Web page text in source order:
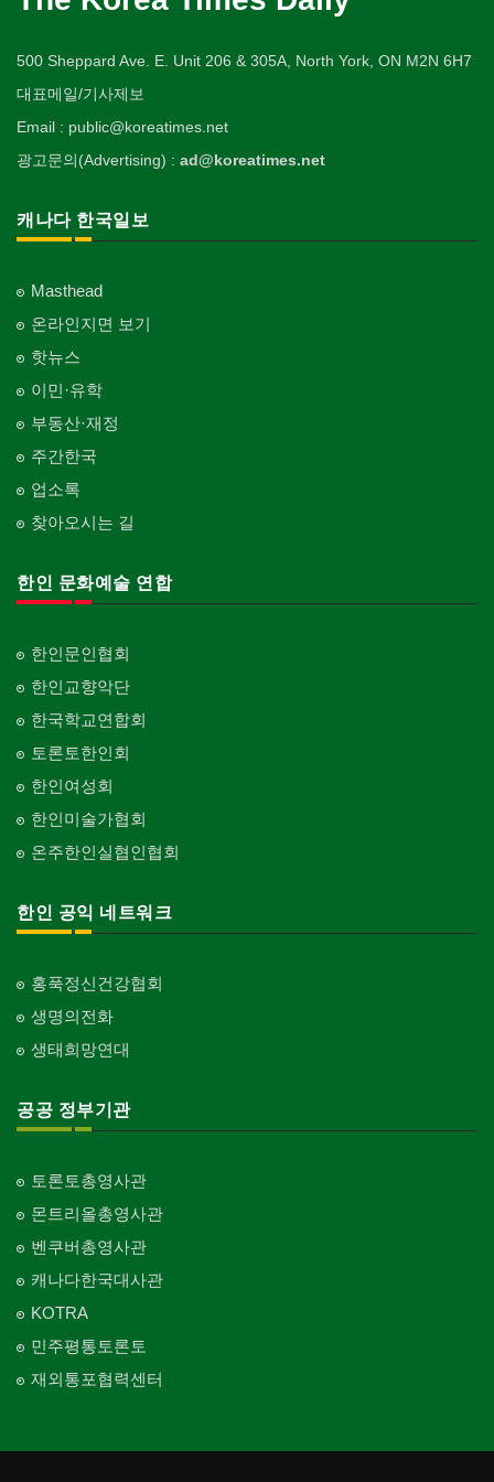
500 Sheppard Ave. E. Unit 206 & 305A, North York, ON M2N 6H7
대표메일/기사제보
Email : public@koreatimes.net
광고문의(Advertising) : ad@koreatimes.net
캐나다 한국일보
Masthead
온라인지면 보기
핫뉴스
이민·유학
부동산·재정
주간한국
업소록
찾아오시는 길
한인 문화예술 연합
한인문인협회
한인교향악단
한국학교연합회
토론토한인회
한인여성회
한인미술가협회
온주한인실협인협회
한인 공익 네트워크
홍푹정신건강협회
생명의전화
생태희망연대
공공 정부기관
토론토총영사관
몬트리올총영사관
벤쿠버총영사관
캐나다한국대사관
KOTRA
민주평통토론토
재외통포협력센터